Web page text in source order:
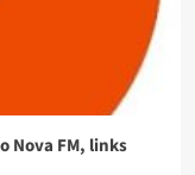
Nova FM, links